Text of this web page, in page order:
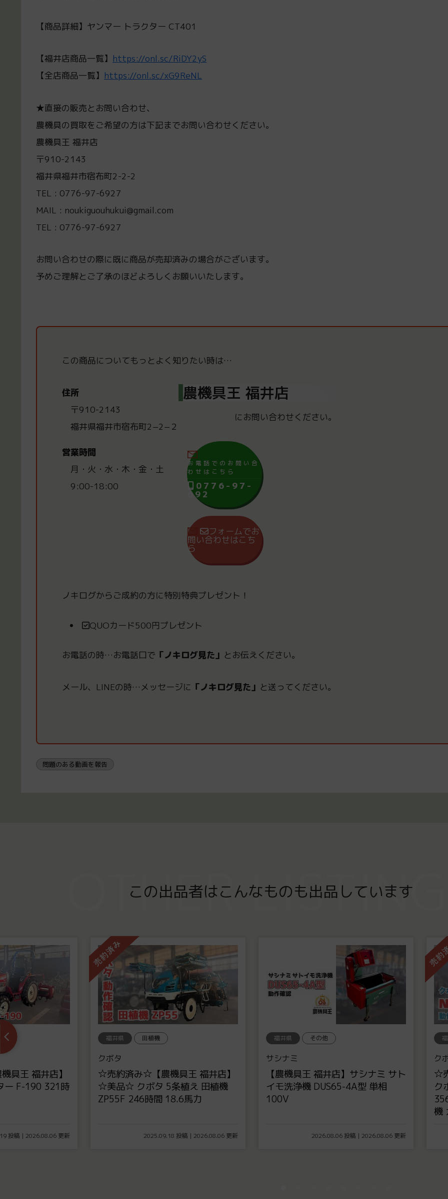
【商品詳細】ヤンマー トラクター CT401
【福井店商品一覧】 https://onl.sc/RiDY2yS
【全店商品一覧】 https://onl.sc/xG9ReNL
★直接の販売とお問い合わせ、
農機具の買取をご希望の方は下記までお問い合わせください。
農機具王 福井店
〒910-2143
福井県福井市宿布町2-2-2
TEL : 0776-97-6927
MAIL : noukiguouhukui@gmail.com
TEL : 0776-97-6927
お問い合わせの際に既に商品が売却済みの場合がございます。
予めご理解とご了承のほどよろしくお願いいたします。
この商品についてもっと よく知りたい時は…
住所
〒910-2143
福井県福井市宿布町2−2−２
営業時間
月・火・水・木・金・土
9:00-18:00
農機具王 福井店
にお問い合わせください。
お電話でのお問い合
わせはこちら
0776-97-
692
フォームでお
問い合わせはこち
ら
ノキログからご成約の方に特別特典プレゼント！
QUOカード500円プレゼント
お電話の時…お電話口で 「ノキログ見た」 とお伝えください。
メール、LINEの時…メッセージに 「ノキログ見た」 と送ってください。
問題のある動画を報告
この出品者はこんなものも出品しています
OTHER
具王 福井店】
植え 田植機
投稿 | 2026.08.06 更新
福井県 その他
サシナミ
【農機具王 福井店】サシナミ サト
イモ洗浄機 DUS65-4A型 単相
100V
2026.08.06 投稿 | 2026.08.06 更新
福井県 田植機
クボタ
☆売約済み☆【農機具王 福井店】
クボタ 5条植え 田植機 NSU55 FR
356時間 15馬力 ロータリー 施肥
2026.01.21 投稿 | 2026.08.06 更新
ク
☆
ク
ロ